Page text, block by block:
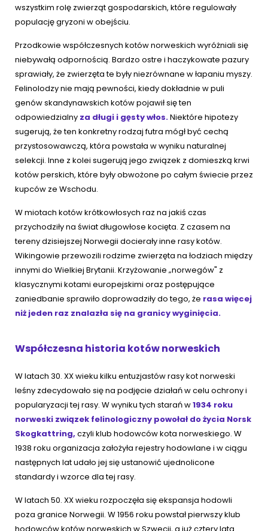
wszystkim rolę zwierząt gospodarskich, które regulowały
populację gryzoni w obejściu.
Przodkowie współczesnych kotów norweskich wyróżniali się
niebywałą odpornością. Bardzo ostre i haczykowate pazury
sprawiały, że zwierzęta te były niezrównane w łapaniu myszy.
Felinolodzy nie mają pewności, kiedy dokładnie w puli
genów skandynawskich kotów pojawił się ten
odpowiedzialny za długi i gęsty włos.Niektóre hipotezy
sugerują, że ten konkretny rodzaj futra mógł być cechą
przystosowawczą, która powstała w wyniku naturalnej
selekcji. Inne z kolei sugerują jego związek z domieszką krwi
kotów perskich, które były obwożone po całym świecie przez
kupców ze Wschodu.
W miotach kotów krótkowłosych raz na jakiś czas
przychodziły na świat długowłose kocięta. Z czasem na
tereny dzisiejszej Norwegii docierały inne rasy kotów.
Wikingowie przewozili rodzime zwierzęta na łodziach między
innymi do Wielkiej Brytanii. Krzyżowanie „norwegów" z
klasycznymi kotami europejskimi oraz postępujące
zaniedbanie sprawiło doprowadziły do tego, że rasa więcej
niż jeden raz znalazła się na granicy wyginięcia.
Współczesna historia kotów norweskich
W latach 30. XX wieku kilku entuzjastów rasy kot norweski
leśny zdecydowało się na podjęcie działań w celu ochrony i
popularyzacji tej rasy. W wyniku tych starań w1934 roku
norweski związek felinologiczny powołał do życia Norsk
Skogkattring, czyli klub hodowców kota norweskiego. W
1938 roku organizacja założyła rejestry hodowlane i w ciągu
następnych lat udało jej się ustanowić ujednolicone
standardy i wzorce dla tej rasy.
W latach 50. XX wieku rozpoczęła się ekspansja hodowli
poza granice Norwegii. W 1956 roku powstał pierwszy klub